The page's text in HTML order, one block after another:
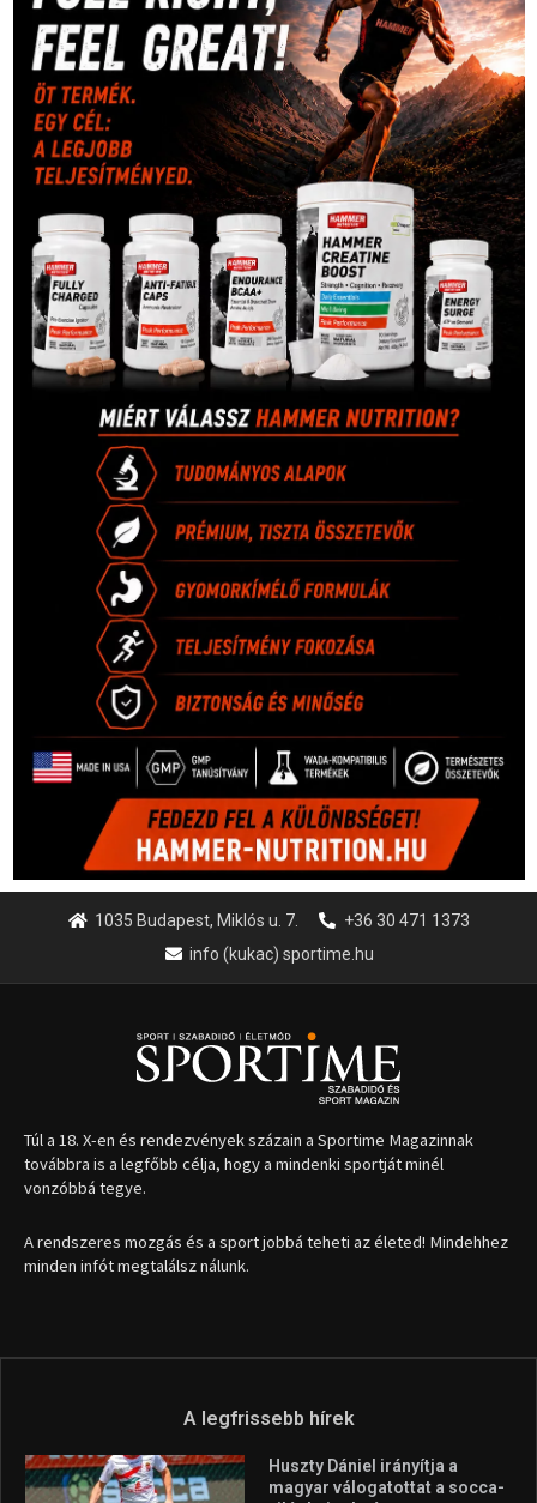
1035 Budapest, Miklós u. 7.
+36 30 471 1373
info (kukac) sportime.hu
Túl a 18. X-en és rendezvények százain a Sportime Magazinnak
továbbra is a legfőbb célja, hogy a mindenki sportját minél
vonzóbbá tegye.
A rendszeres mozgás és a sport jobbá teheti az életed! Mindehhez
minden infót megtalálsz nálunk.
A legfrissebb hírek
Huszty Dániel irányítja a
magyar válogatottat a socca-